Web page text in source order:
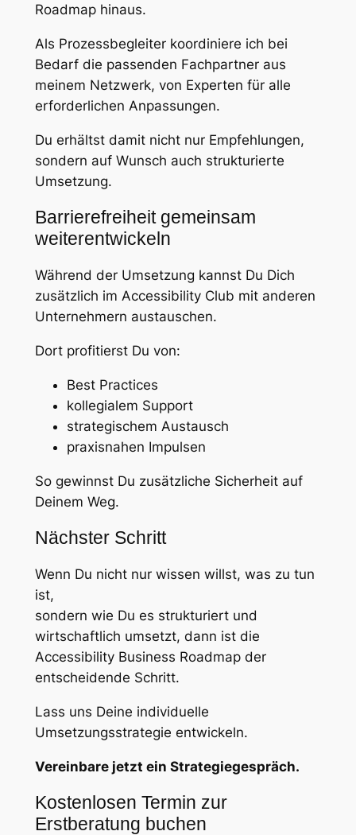
Roadmap hinaus.
Als Prozessbegleiter koordiniere ich bei
Bedarf die passenden Fachpartner aus
meinem Netzwerk, von Experten für alle
erforderlichen Anpassungen.
Du erhältst damit nicht nur Empfehlungen,
sondern auf Wunsch auch strukturierte
Umsetzung.
Barrierefreiheit gemeinsam
weiterentwickeln
Während der Umsetzung kannst Du Dich
zusätzlich im Accessibility Club mit anderen
Unternehmern austauschen.
Dort profitierst Du von:
Best Practices
kollegialem Support
strategischem Austausch
praxisnahen Impulsen
So gewinnst Du zusätzliche Sicherheit auf
Deinem Weg.
Nächster Schritt
Wenn Du nicht nur wissen willst, was zu tun
ist,
sondern wie Du es strukturiert und
wirtschaftlich umsetzt, dann ist die
Accessibility Business Roadmap der
entscheidende Schritt.
Lass uns Deine individuelle
Umsetzungsstrategie entwickeln.
Vereinbare jetzt ein Strategiegespräch.
Kostenlosen Termin zur
Erstberatung buchen